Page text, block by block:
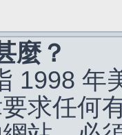
麼？
1998 年
求任何